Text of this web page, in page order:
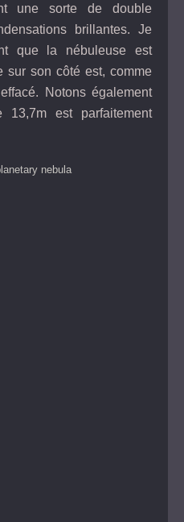
une sorte de double
brillantes. Je
que la nébuleuse est
sur son côté est, comme
Notons également
est parfaitement